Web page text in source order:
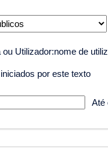
Utilizador:nome de
por este texto
Até